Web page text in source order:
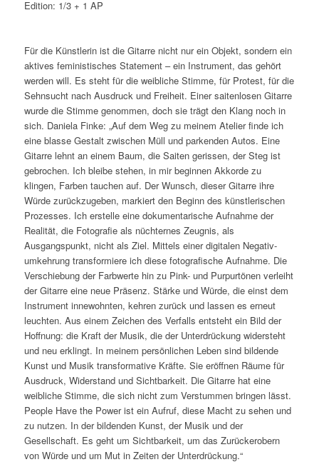
Edition: 1/3 + 1 AP
Für die Künstlerin ist die Gitarre nicht nur ein Objekt, sondern ein
aktives feministisches Statement – ein Instrument, das gehört
werden will. Es steht für die weibliche Stimme, für Protest, für die
Sehnsucht nach Ausdruck und Freiheit. Einer saitenlosen Gitarre
wurde die Stimme genommen, doch sie trägt den Klang noch in
sich. Daniela Finke: „Auf dem Weg zu meinem Atelier finde ich
eine blasse Gestalt zwischen Müll und parkenden Autos. Eine
Gitarre lehnt an einem Baum, die Saiten gerissen, der Steg ist
gebrochen. Ich bleibe stehen, in mir beginnen Akkorde zu
klingen, Farben tauchen auf. Der Wunsch, dieser Gitarre ihre
Würde zurückzugeben, markiert den Beginn des künstlerischen
Prozesses. Ich erstelle eine dokumentarische Aufnahme der
Realität, die Fotografie als nüchternes Zeugnis, als
Ausgangspunkt, nicht als Ziel. Mittels einer digitalen Negativ-
umkehrung transformiere ich diese fotografische Aufnahme. Die
Verschiebung der Farbwerte hin zu Pink- und Purpurtönen verleiht
der Gitarre eine neue Präsenz. Stärke und Würde, die einst dem
Instrument innewohnten, kehren zurück und lassen es erneut
leuchten. Aus einem Zeichen des Verfalls entsteht ein Bild der
Hoffnung: die Kraft der Musik, die der Unterdrückung widersteht
und neu erklingt. In meinem persönlichen Leben sind bildende
Kunst und Musik transformative Kräfte. Sie eröffnen Räume für
Ausdruck, Widerstand und Sichtbarkeit. Die Gitarre hat eine
weibliche Stimme, die sich nicht zum Verstummen bringen lässt.
People Have the Power ist ein Aufruf, diese Macht zu sehen und
zu nutzen. In der bildenden Kunst, der Musik und der
Gesellschaft. Es geht um Sichtbarkeit, um das Zurückerobern
von Würde und um Mut in Zeiten der Unterdrückung.“